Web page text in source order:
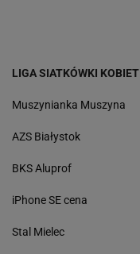
LIGA SIATKÓWKI KOBIET
Muszynianka Muszyna
AZS Białystok
BKS Aluprof
iPhone SE cena
Stal Mielec